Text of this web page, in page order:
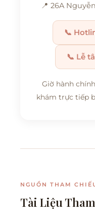
📍 26A
📞
📞 Lễ
Giờ hành
khám trực tiếp
NGUỒN THAM
Tài Liệu